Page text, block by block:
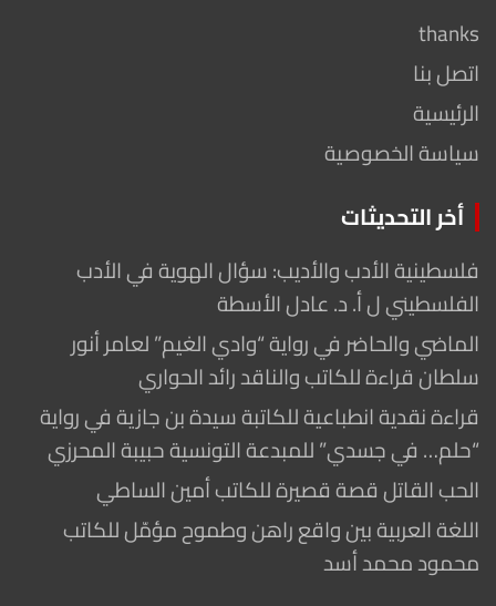
thanks
اتصل بنا
الرئيسية
سياسة الخصوصية
أخر التحديثات
فلسطينية الأدب والأديب: سؤال الهوية في الأدب
الفلسطيني ل أ. د. عادل الأسطة
الماضي والحاضر في رواية “وادي الغيم” لعامر أنور
سلطان قراءة للكاتب والناقد رائد الحواري
قراءة نقدية انطباعية للكاتبة سيدة بن جازية في رواية
“حلم… في جسدي” للمبدعة التونسية حبيبة المحرزي
الحب القاتل قصة قصيرة للكاتب أمين الساطي
اللغة العربية بين واقع راهن وطموح مؤمّل للكاتب
محمود محمد أسد